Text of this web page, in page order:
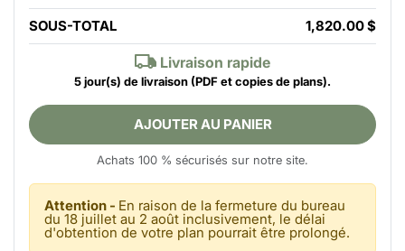
SOUS-TOTAL 1,820.00 $
Livraison rapide
5 jour(s) de livraison (PDF et copies de plans).
AJOUTER AU PANIER
Achats 100 % sécurisés sur notre site.
Attention - En raison de la fermeture du bureau
du 18 juillet au 2 août inclusivement, le délai
d'obtention de votre plan pourrait être prolongé.